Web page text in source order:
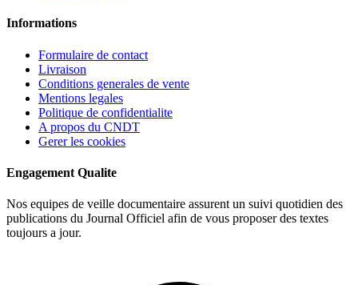
Informations
Formulaire de contact
Livraison
Conditions generales de vente
Mentions legales
Politique de confidentialite
A propos du CNDT
Gerer les cookies
Engagement Qualite
Nos equipes de veille documentaire assurent un suivi quotidien des
publications du Journal Officiel afin de vous proposer des textes
toujours a jour.